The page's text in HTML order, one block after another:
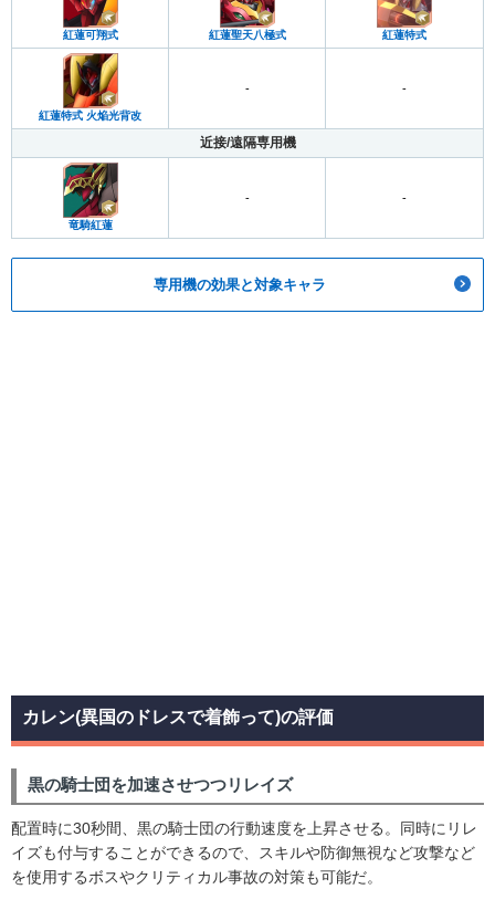
紅蓮可翔式 紅蓮聖天八極式 紅蓮特式
紅蓮特式 火焔光背改
- -
近接/遠隔専用機
竜騎紅蓮
- -
専用機の効果と対象キャラ
カレン(異国のドレスで着飾って)の評価
黒の騎士団を加速させつつリレイズ
配置時に30秒間、黒の騎士団の行動速度を上昇させる。同時にリレ
イズも付与することができるので、スキルや防御無視など攻撃など
を使用するボスやクリティカル事故の対策も可能だ。